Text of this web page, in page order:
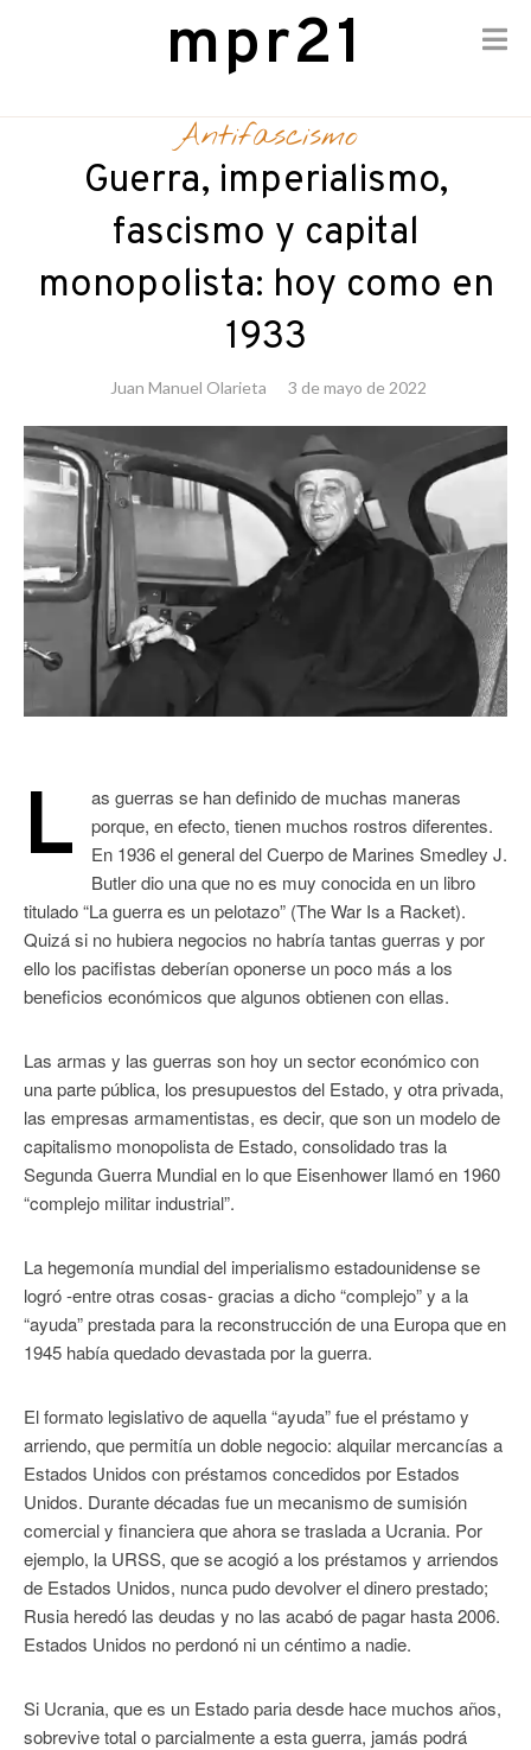
mpr21
Antifascismo
Guerra, imperialismo,
fascismo y capital
monopolista: hoy como en
1933
Juan Manuel Olarieta 3 de mayo de 2022
L
as guerras se han definido de muchas maneras
porque, en efecto, tienen muchos rostros diferentes.
En 1936 el general del Cuerpo de Marines Smedley J.
Butler dio una que no es muy conocida en un libro
titulado “La guerra es un pelotazo” (The War Is a Racket).
Quizá si no hubiera negocios no habría tantas guerras y por
ello los pacifistas deberían oponerse un poco más a los
beneficios económicos que algunos obtienen con ellas.
Las armas y las guerras son hoy un sector económico con
una parte pública, los presupuestos del Estado, y otra privada,
las empresas armamentistas, es decir, que son un modelo de
capitalismo monopolista de Estado, consolidado tras la
Segunda Guerra Mundial en lo que Eisenhower llamó en 1960
“complejo militar industrial”.
La hegemonía mundial del imperialismo estadounidense se
logró -entre otras cosas- gracias a dicho “complejo” y a la
“ayuda” prestada para la reconstrucción de una Europa que en
1945 había quedado devastada por la guerra.
El formato legislativo de aquella “ayuda” fue el préstamo y
arriendo, que permitía un doble negocio: alquilar mercancías a
Estados Unidos con préstamos concedidos por Estados
Unidos. Durante décadas fue un mecanismo de sumisión
comercial y financiera que ahora se traslada a Ucrania. Por
ejemplo, la URSS, que se acogió a los préstamos y arriendos
de Estados Unidos, nunca pudo devolver el dinero prestado;
Rusia heredó las deudas y no las acabó de pagar hasta 2006.
Estados Unidos no perdonó ni un céntimo a nadie.
Si Ucrania, que es un Estado paria desde hace muchos años,
sobrevive total o parcialmente a esta guerra, jamás podrá